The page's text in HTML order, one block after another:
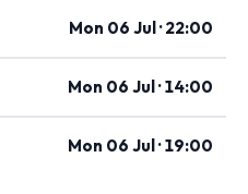
Mon 06 Jul · 22:00
Mon 06 Jul · 14:00
Mon 06 Jul · 19:00